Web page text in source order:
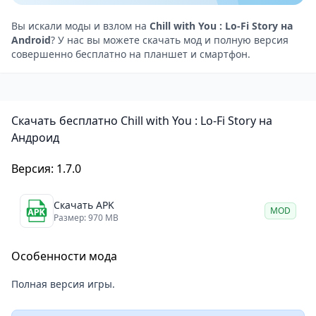
Городской фон: далёкий гул машин, стук клавиш,
тиканье часов.
Иногда лучший выбор — выключить музыку
вообще и просто слушать, как капли падают на
вы сами задаёте настроение.
Особенно ценится интеграция помодоро-таймера:
25 минут работы, 5 минут отдыха. В перерыве вы
услышать отрывок из нового рассказа. Эти
моменты — не диалоги с выбором ответов, а
внутренний мир.
Эмоции через минимализм
Вы искали моды и взлом на Chill with You : Lo-Fi Story на
Android? У нас вы можете скачать мод и полную версия
совершенно бесплатно на планшет и смартфон.
Скачать бесплатно Chill with You : Lo-Fi Story на
Андроид
Версия: 1.7.0
Скачать APK
Размер: 970 MB
MOD
Особенности мода
Полная версия игры.